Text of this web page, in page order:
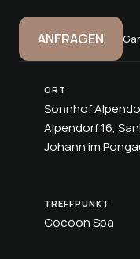
ANFRAGEN
ORT
Sonnhof
Alpendorf 16,
Johann im
TREFFPUNKT
Cocoon Spa